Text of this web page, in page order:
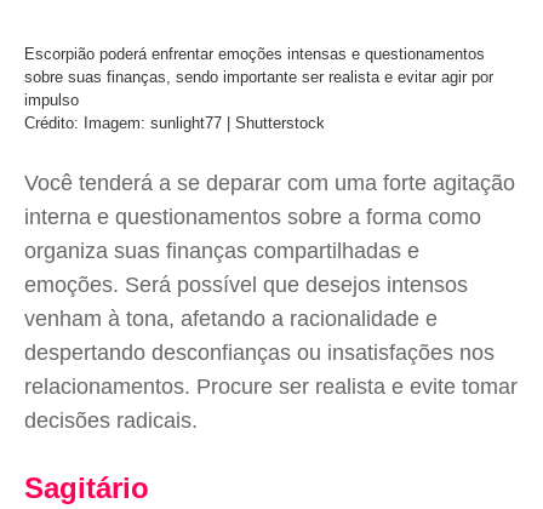
Escorpião poderá enfrentar emoções intensas e questionamentos
sobre suas finanças, sendo importante ser realista e evitar agir por
impulso
Crédito: Imagem: sunlight77 | Shutterstock
Você tenderá a se deparar com uma forte agitação
interna e questionamentos sobre a forma como
organiza suas finanças compartilhadas e
emoções. Será possível que desejos intensos
venham à tona, afetando a racionalidade e
despertando desconfianças ou insatisfações nos
relacionamentos. Procure ser realista e evite tomar
decisões radicais.
Sagitário